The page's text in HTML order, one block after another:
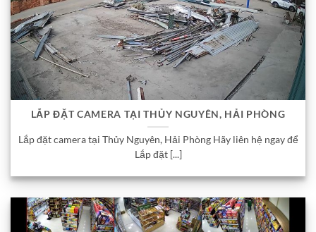
LẮP ĐẶT CAMERA TẠI THỦY NGUYÊN, HẢI PHÒNG
Lắp đặt camera tại Thủy Nguyên, Hải Phòng Hãy liên hệ ngay để
Lắp đặt [...]